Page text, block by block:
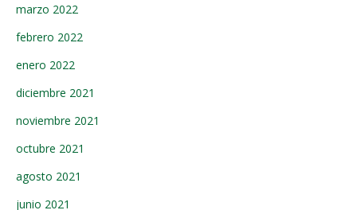
marzo 2022
febrero 2022
enero 2022
diciembre 2021
noviembre 2021
octubre 2021
agosto 2021
junio 2021